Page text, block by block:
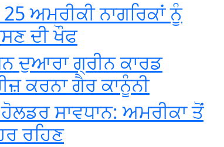
ਅਮਰੀਕੀ ਨਾਗਰਿਕਾਂ ਨੂੰ
ਦੀ ਖੌਫ
ਦੁਆਰਾ ਗ੍ਰੀਨ ਕਾਰਡ
ਕਰਨਾ ਗੈਰ ਕਾਨੂੰਨੀ
ਸਾਵਧਾਨ: ਅਮਰੀਕਾ ਤੋਂ
ਰਹਿਣ